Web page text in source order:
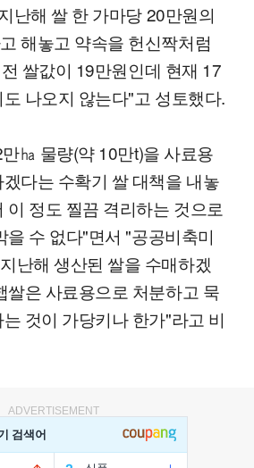
난해 쌀 한 가마당 20만원의
해놓고 약속을 헌신짝처럼
쌀값이 19만원인데 현재 17
나오지 않는다"고 성토했다.
㏊ 물량(약 10만t)을 사료용
다는 수확기 쌀 대책을 내놓
이 정도 찔끔 격리하는 것으로
을 수 없다"면서 "공공비축미
난해 생산된 쌀을 수매하겠
쌀은 사료용으로 처분하고 묵
것이 가당키나 한가"라고 비
ADVERTISEMENT